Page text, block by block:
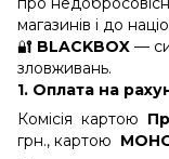
магазинів і до
🔐 BLACKBOX —
зловживань.
1. Оплата на
Комісія картою
грн., картою